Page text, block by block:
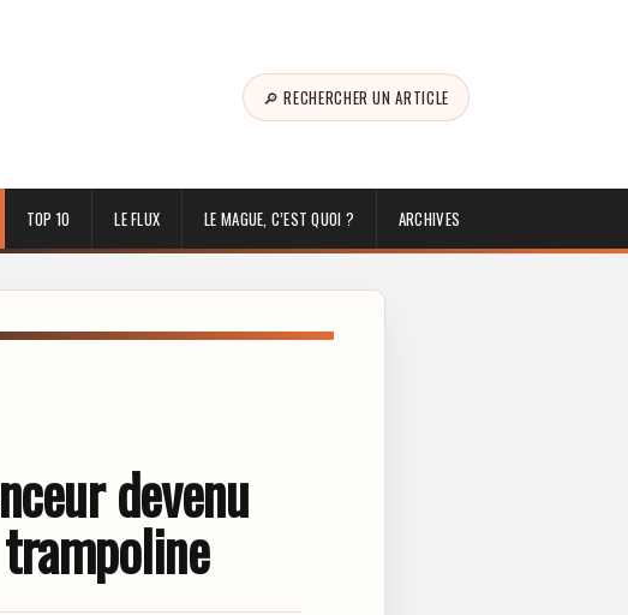
🔎 RECHERCHER UN ARTICLE
TOP 10 LE FLUX LE MAGUE, C’EST QUOI ? ARCHIVES
devenu